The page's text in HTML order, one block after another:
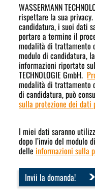
WASSERMANN
rispettare la sua
candidatura, i suoi dati
portare a termine il
modalità di trattamento
modulo di candidatura,
informazioni riportate
TECHNOLOGIE GmbH.
modalità di trattamento
di candidatura, può
sulla protezione dei dati
I miei dati saranno
dopo l’invio del modulo
delle informazioni sulla
Invii la domanda!